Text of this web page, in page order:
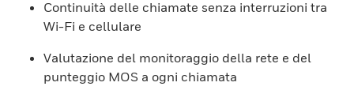
Continuità delle chiamate senza interruzioni tra
Wi-Fi e cellulare
Valutazione del monitoraggio della rete e del
punteggio MOS a ogni chiamata